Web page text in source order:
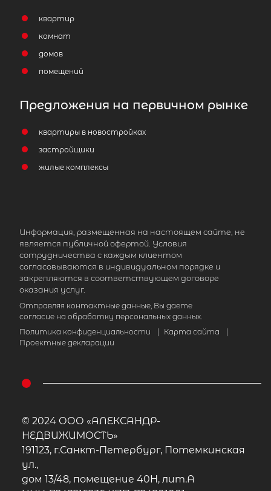
квартир
комнат
домов
помещений
Предложения на первичном рынке
квартиры в новостройках
застройщики
жилые комплексы
Информация, размещенная на настоящем сайте, не
является публичной офертой. Условия
сотрудничества с каждым клиентом
согласовываются в индивидуальном порядке и
закрепляются в соответствующем договоре
оказания услуг.
Отправляя контактные данные, Вы даете
согласие на обработку персональных данных.
Политика конфиденциальности
Карта сайта
Проектные декларации
© 2024 ООО «АЛЕКСАНДР-
НЕДВИЖИМОСТЬ»
191123, г.Санкт-Петербург, Потемкинская
ул.,
дом 13/48, помещение 40Н, лит.А